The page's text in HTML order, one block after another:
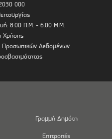
000
8.00 Π.Μ. - 6.00 Μ.Μ.
Χρήσης
Προσωπικών Δεδομένων
Γραμμή Δημότη
Επιτροπές